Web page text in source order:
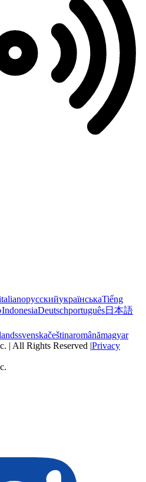
русскийукраїнськаTiếng
IndonesiaDeutschportuguês日本語
svenskačeštinaromânămagyar
| All Rights Reserved |Privacy